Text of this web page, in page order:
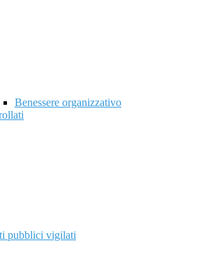
Benessere organizzativo
pubblici vigilati